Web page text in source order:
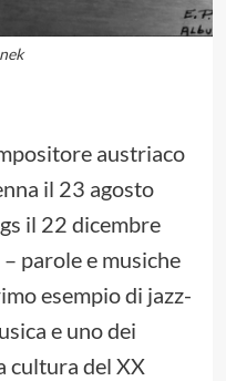
austriaco
il 23 agosto
il 22 dicembre
parole e musiche
esempio di jazz-
e uno dei
cultura del XX